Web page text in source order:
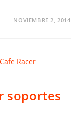
NOVIEMBRE 2, 2014
soportes